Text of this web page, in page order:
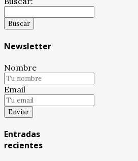
Newsletter
Nombre
Email
Entradas
recientes